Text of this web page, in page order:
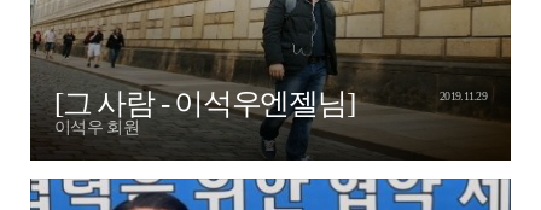
[그 사람 - 이석우엔젤님]
이석우 회원
2019.11.29